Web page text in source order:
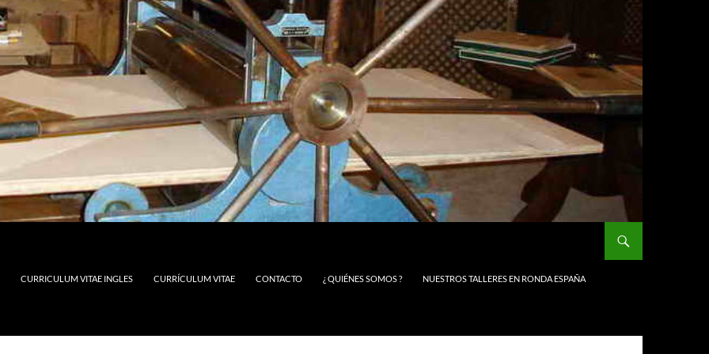
CURRICULUM VITAE INGLES CURRÍCULUM VITAE CONTACTO ¿ QUIÉNES SOMOS ? NUESTROS TALLERES EN RONDA ESPAÑA